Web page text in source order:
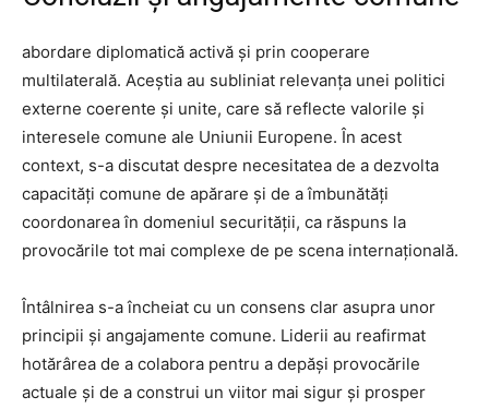
abordare diplomatică activă și prin cooperare
multilaterală. Aceștia au subliniat relevanța unei politici
externe coerente și unite, care să reflecte valorile și
interesele comune ale Uniunii Europene. În acest
context, s-a discutat despre necesitatea de a dezvolta
capacități comune de apărare și de a îmbunătăți
coordonarea în domeniul securității, ca răspuns la
provocările tot mai complexe de pe scena internațională.
Întâlnirea s-a încheiat cu un consens clar asupra unor
principii și angajamente comune. Liderii au reafirmat
hotărârea de a colabora pentru a depăși provocările
actuale și de a construi un viitor mai sigur și prosper